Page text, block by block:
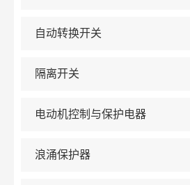
自动转换开关
隔离开关
电动机控制与保护电器
浪涌保护器